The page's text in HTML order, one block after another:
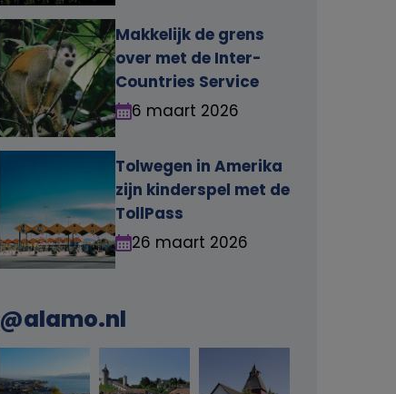
Makkelijk de grens
over met de Inter-
Countries Service
6 maart 2026
Tolwegen in Amerika
zijn kinderspel met de
TollPass
26 maart 2026
@alamo.nl